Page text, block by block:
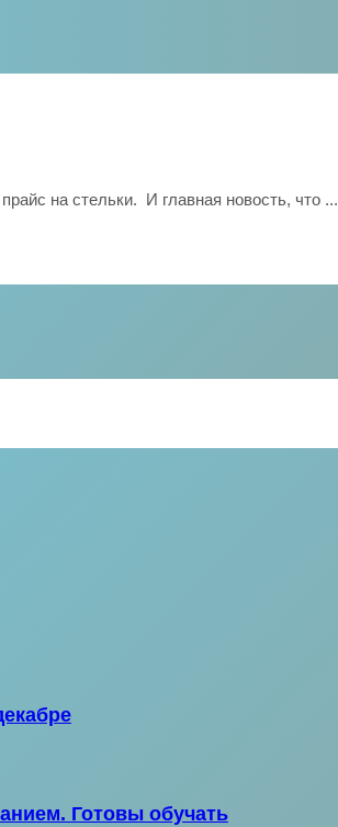
на стельки. И главная новость, что ...
Готовы обучать